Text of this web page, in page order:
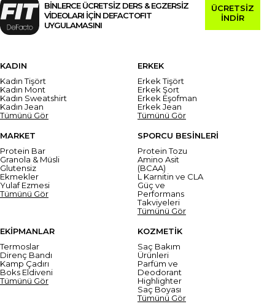
BİNLERCE ÜCRETSİZ DERS & EGZERSİZ
VİDEOLARI İÇİN DEFACTOFIT
UYGULAMASINI
ÜCRETSİZ
İNDİR
KADIN
Kadın Tişört
Kadın Mont
Kadın Sweatshirt
Kadın Jean
Tümünü Gör
ERKEK
Erkek Tişört
Erkek Şort
Erkek Eşofman
Erkek Jean
Tümünü Gör
MARKET
Protein Bar
Granola & Müsli
Glutensiz
Ekmekler
Yulaf Ezmesi
Tümünü Gör
SPORCU BESİNLERİ
Protein Tozu
Amino Asit
(BCAA)
L Karnitin ve CLA
Güç ve
Performans
Takviyeleri
Tümünü Gör
EKİPMANLAR
Termoslar
Direnç Bandı
Kamp Çadırı
Boks Eldiveni
Tümünü Gör
KOZMETİK
Saç Bakım
Ürünleri
Parfüm ve
Deodorant
Highlighter
Saç Boyası
Tümünü Gör